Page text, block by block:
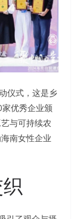
仪式，这是乡
优秀企业颁
与可持续农
南女性企业